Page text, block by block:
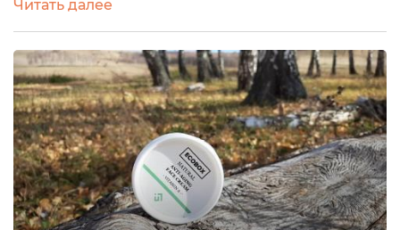
подходит, я просто ищу что-то более подходящее.
Но тут что-то пошло не так. Бренд Ecobox привлёк
меня своими натуральными составами и не
самыми высокими ценами( хотя и дешевой я
косметику не назову). Что-то, из того...
Читать далее